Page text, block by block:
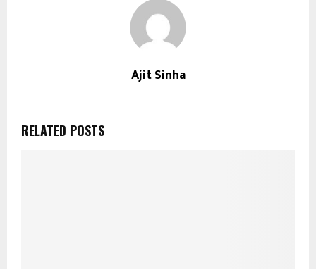
Ajit Sinha
RELATED POSTS